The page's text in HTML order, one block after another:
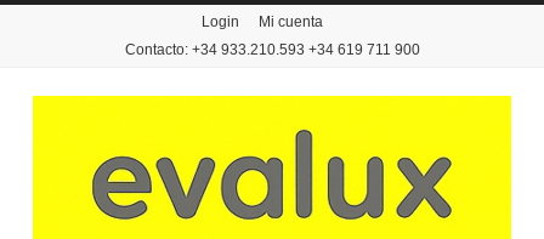
Login
Mi cuenta
Contacto: +34 933.210.593 +34 619 711 900